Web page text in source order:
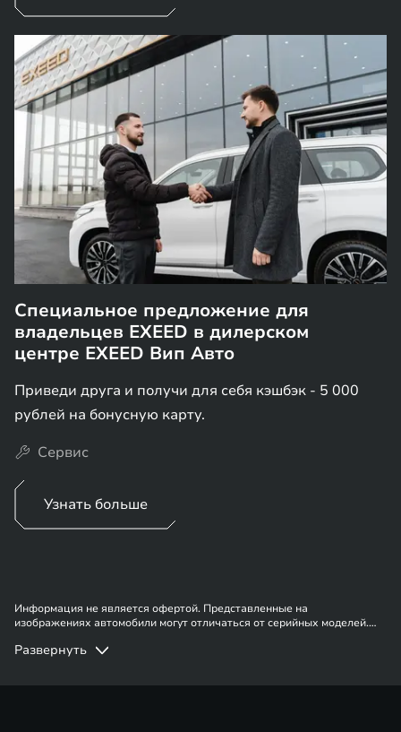
Специальное предложение для
владельцев EXEED в дилерском
центре EXEED Вип Авто
Приведи друга и получи для себя кэшбэк - 5 000
рублей на бонусную карту.
Сервис
Узнать больше
Информация не является офертой. Представленные на
изображениях автомобили могут отличаться от серийных моделей.
автомобилей, цены, цвета, модели и прочие подробности уточняйте у
Развернуть